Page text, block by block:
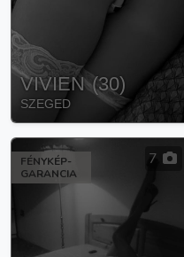
VIVIEN (30)
SZEGED
FÉNYKÉP-
GARANCIA
7